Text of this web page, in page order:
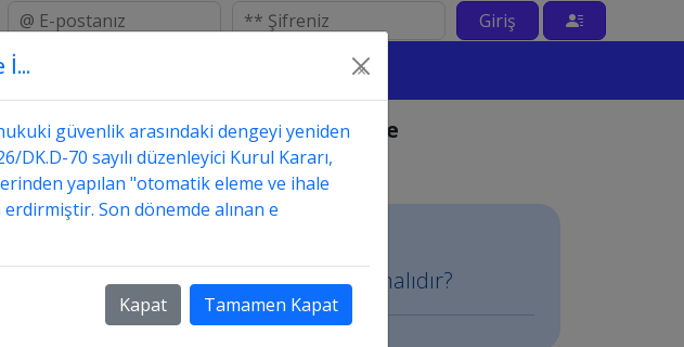
Giriş
ve Cevapları
işçiler kıdem tazminatı için nereye
kıdem tazminatı için nereye başvurmalıdır?
×
güvenlik arasındaki dengeyi yeniden
DK.D-70 sayılı düzenleyici Kurul Kararı,
yapılan "otomatik eleme ve ihale
Son dönemde alınan e
Kapat Tamamen Kapat